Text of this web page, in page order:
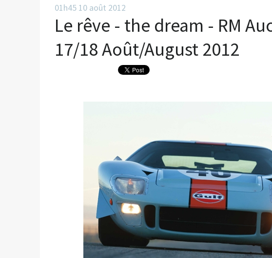
01h45 10 août 2012
Le rêve - the dream - RM
17/18 Août/August 2012